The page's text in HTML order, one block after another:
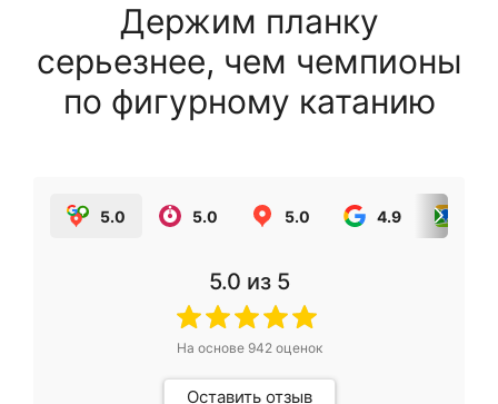
Держим планку
серьезнее, чем чемпионы
по фигурному катанию
5.0 5.0 5.0 4.9
5.0 из 5
На основе 942оценок
Оставить отзыв